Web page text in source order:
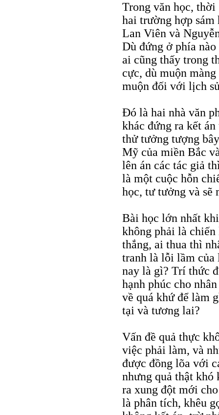
Trong văn học, thời
hai trường hợp sám
Lan Viên và
Dù đứng ở phía
ai cũng thấy trong
cực, dù muộn
muộn đối với lịch
Đó là hai nhà văn
khác đứng ra kết
thử tưởng tượng
Mỹ của miền Bắc
lên án các tác giả
là một cuộc hỗn
học, tư tưởng và
Bài học lớn nhất
không phải là
thắng, ai thua thì
tranh là lỗi lầm
nay là gì? Trí thức
hạnh phúc cho
về quá khứ để làm
tại và tương lai?
Vấn đề quả thực
việc phải làm, và
được đồng lõa với
nhưng quả thật khó
ra xung đột mới
là phân tích, khêu